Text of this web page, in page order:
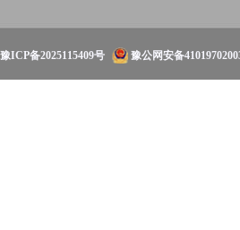
豫ICP备2025115409号 豫公网安备